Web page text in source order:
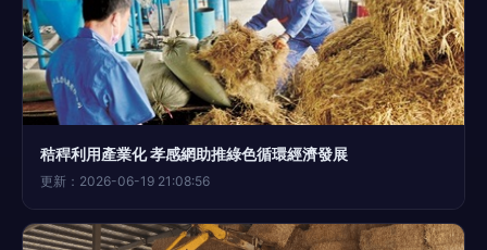
秸稈利用產業化 孝感網助推綠色循環經濟發展
更新：2026-06-19 21:08:56